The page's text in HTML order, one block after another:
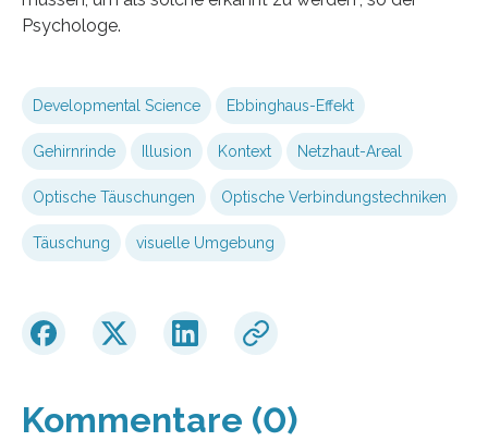
Psychologe.
Developmental Science Ebbinghaus-Effekt
Gehirnrinde Illusion Kontext Netzhaut-Areal
Optische Täuschungen Optische Verbindungstechniken
Täuschung visuelle Umgebung
Kommentare (0)